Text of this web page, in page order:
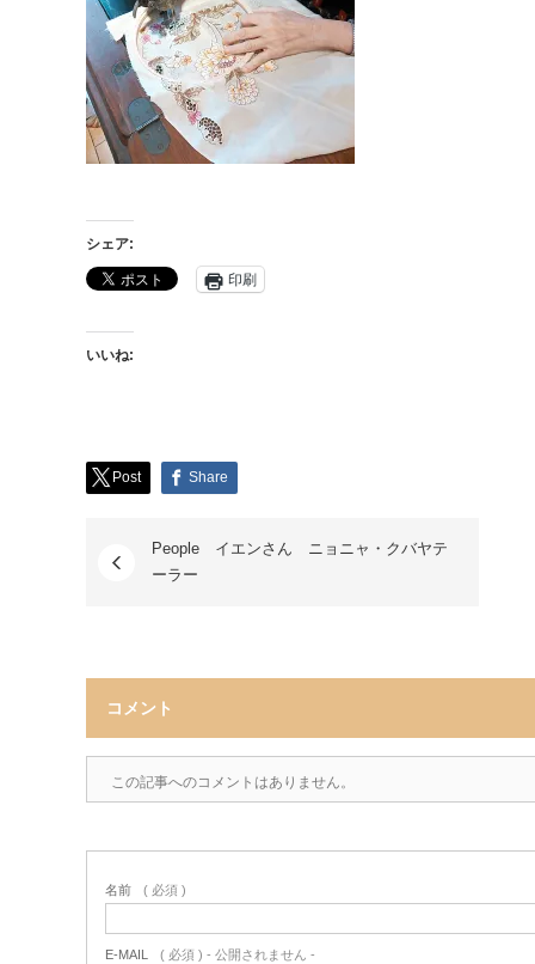
シェア:
印刷
いいね:
Post Share
People イエンさん ニョニャ・クバヤテ
ーラー
コメント
この記事へのコメントはありません。
名前 ( 必須 )
E-MAIL ( 必須 ) - 公開されません -